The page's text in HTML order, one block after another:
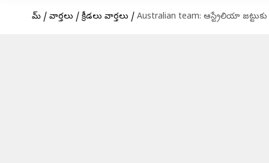
హోమ్ / వార్తలు / క్రీడలు వార్తలు / Australian team: ఆస్ట్రేలియా